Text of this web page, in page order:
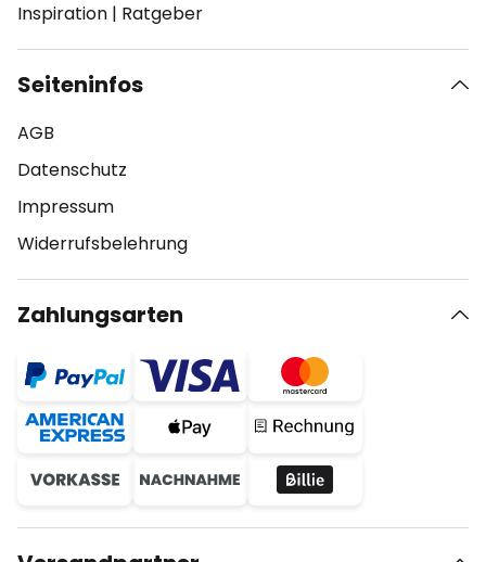
Inspiration | Ratgeber
Seiteninfos
AGB
Datenschutz
Impressum
Widerrufsbelehrung
Zahlungsarten